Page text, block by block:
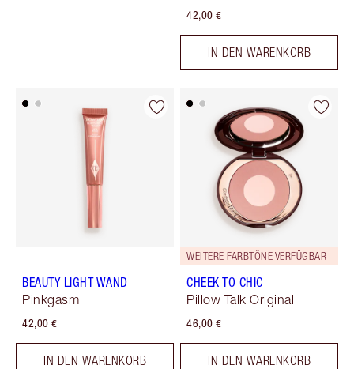
42,00 €
IN DEN WARENKORB
BEAUTY LIGHT WAND
Pinkgasm
42,00 €
IN DEN WARENKORB
WEITERE FARBTÖNE VERFÜGBAR
CHEEK TO CHIC
Pillow Talk Original
46,00 €
IN DEN WARENKORB